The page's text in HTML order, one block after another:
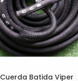
Cuerda Batida Viper